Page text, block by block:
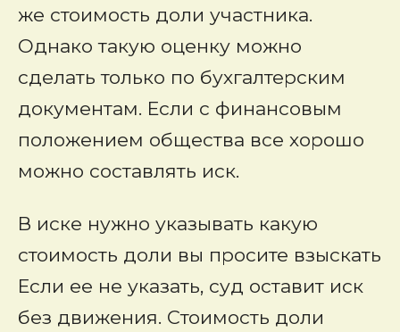
же стоимость доли участника.
Однако такую оценку можно
сделать только по бухгалтерским
документам. Если с финансовым
положением общества все хорошо
можно составлять иск.
В иске нужно указывать какую
стоимость доли вы просите взыскать
Если ее не указать, суд оставит иск
без движения. Стоимость доли